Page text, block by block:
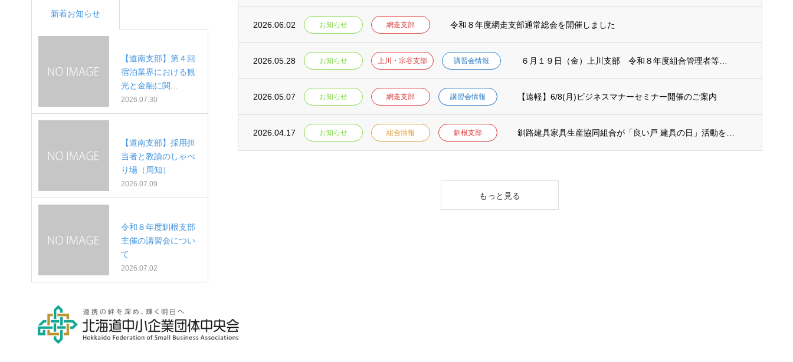
2026.06.02 お知らせ 網走支部 令和８年度網走支部通常総会を開催しました
2026.05.28 お知らせ 上川・宗谷支部 講習会情報 ６月１９日（金）上川支部 令和８年度組合管理者等講習会の開催について
2026.05.07 お知らせ 網走支部 講習会情報 【遠軽】6/8(月)ビジネスマナーセミナー開催のご案内
2026.04.17 お知らせ 組合情報 釧根支部
もっと見る
新着お知らせ
【道南支部】第４回
宿泊業界における観
光と金融に関...
2026.07.30
【道南支部】採用担
当者と教諭のしゃべ
り場（周知）
2026.07.09
令和８年度釧根支部
主催の講習会につい
て
2026.07.02